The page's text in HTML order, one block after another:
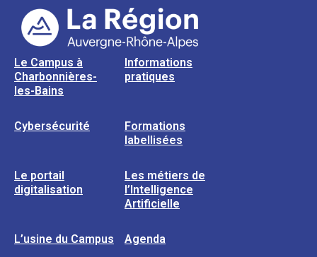
Le Campus à
Charbonnières-
les-Bains
Informations
pratiques
Cybersécurité
Formations
labellisées
Le portail
digitalisation
Les métiers de
l’Intelligence
Artificielle
L’usine du Campus Agenda